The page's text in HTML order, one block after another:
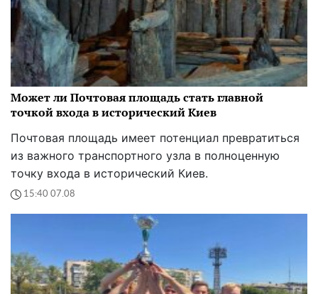
Может ли Почтовая площадь стать главной
точкой входа в исторический Киев
Почтовая площадь имеет потенциал превратиться
из важного транспортного узла в полноценную
точку входа в исторический Киев.
15:40 07.08